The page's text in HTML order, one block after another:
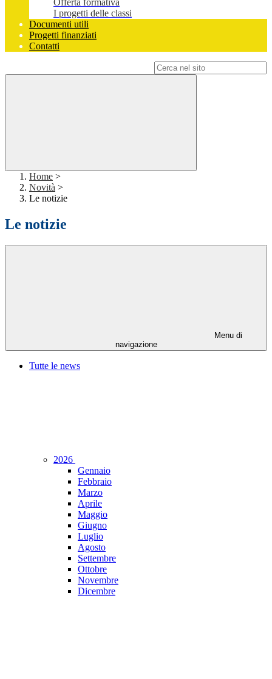
Offerta formativa
I progetti delle classi
Documenti utili
Progetti finanziati
Contatti
Home >
Novità >
Le notizie
Le notizie
Menu di
navigazione
Tutte le news
2026
Gennaio
Febbraio
Marzo
Aprile
Maggio
Giugno
Luglio
Agosto
Settembre
Ottobre
Novembre
Dicembre